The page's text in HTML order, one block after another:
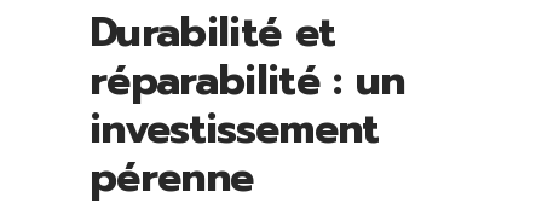
Durabilité et
réparabilité : un
investissement
pérenne